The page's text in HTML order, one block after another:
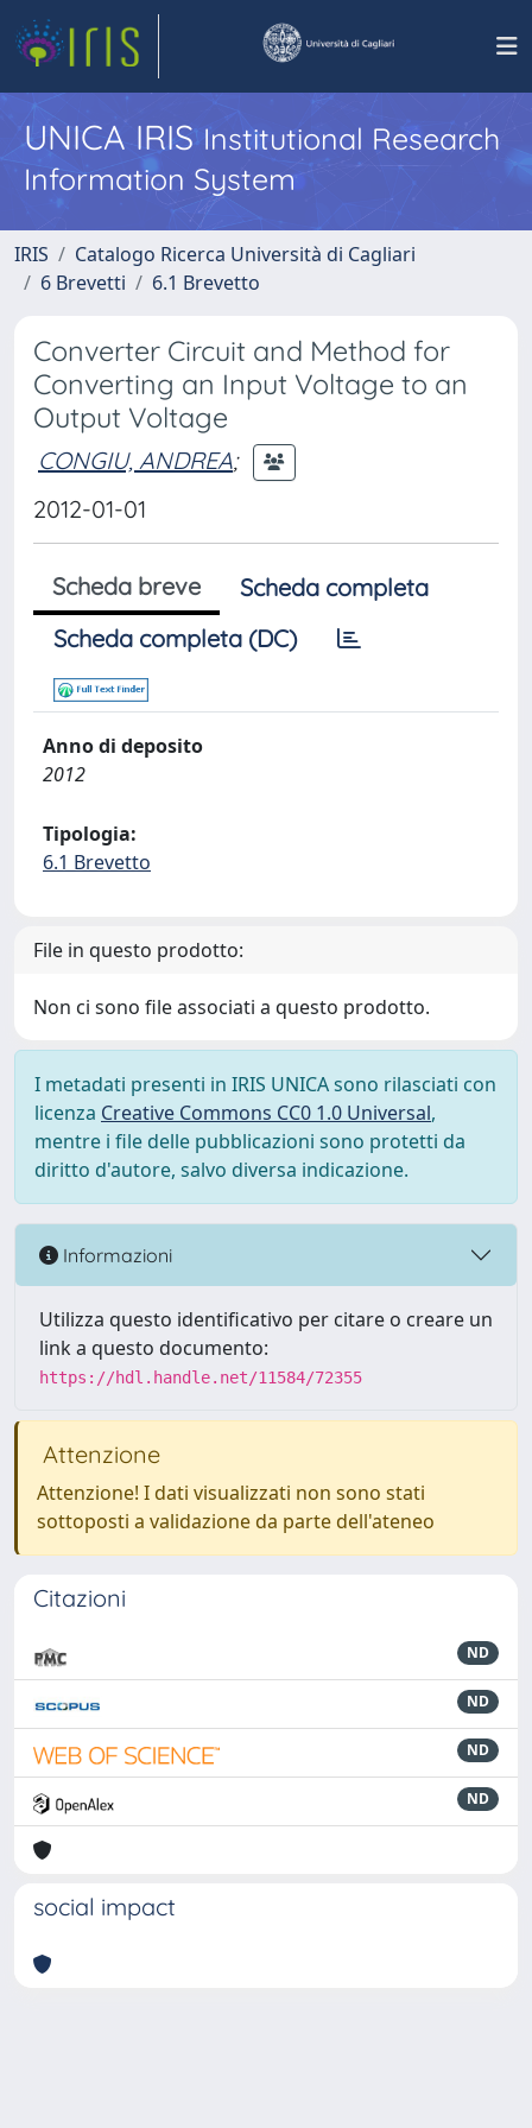
UNICA IRISInstitutional Research
Information System
IRIS
Catalogo Ricerca Università di Cagliari
6 Brevetti
6.1 Brevetto
Converter Circuit and Method for
Converting an Input Voltage to an
Output Voltage
CONGIU, ANDREA;
2012-01-01
Scheda breve
Scheda completa
Scheda completa (DC)
Anno di deposito
2012
Tipologia:
6.1 Brevetto
File in questo prodotto:
Non ci sono file associati a questo prodotto.
I metadati presenti in IRIS UNICA sono rilasciati con
licenza Creative Commons CC0 1.0 Universal,
mentre i file delle pubblicazioni sono protetti da
diritto d'autore, salvo diversa indicazione.
Informazioni
Utilizza questo identificativo per citare o creare un
link a questo documento:
https://hdl.handle.net/11584/72355
Attenzione
Attenzione! I dati visualizzati non sono stati
sottoposti a validazione da parte dell'ateneo
Citazioni
ND
ND
ND
ND
social impact